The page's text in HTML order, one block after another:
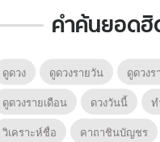
คำค้นยอดฮิ
ดูดวง ดูดวงรายวัน
ดูดวง
ดูดวงรายเดือน
ดวงวันนี้
วิเคราะห์ชื่อ
คาถาชินบัญชร